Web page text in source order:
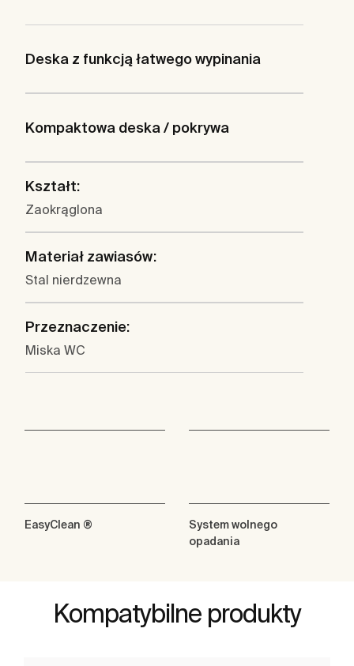
Deska z funkcją łatwego wypinania
Kompaktowa deska / pokrywa
Kształt:
Zaokrąglona
Materiał zawiasów:
Stal nierdzewna
Przeznaczenie:
Miska WC
EasyClean ®
System wolnego
opadania
Kompatybilne produkty